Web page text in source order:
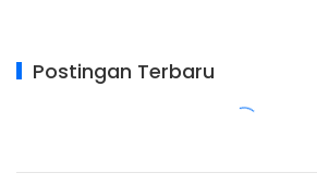
Postingan Terbaru